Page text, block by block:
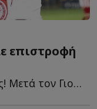
επιστροφή
Εξέλιξη που δεν περίμενε κανείς! Μετά τον Γιουσέφ Ελ Α...